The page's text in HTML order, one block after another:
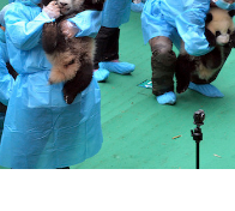
Mondiali calcio 2026